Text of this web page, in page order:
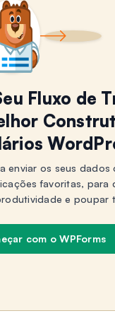
Fluxo de
enviar os seus dados
favoritas, para
e poupar
com o WPForms